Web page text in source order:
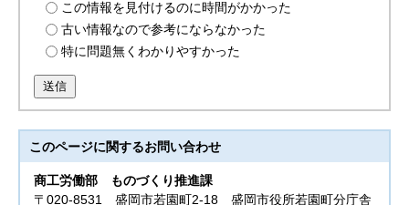
この情報を見付けるのに時間がかかった
古い情報なので参考にならなかった
特に問題無くわかりやすかった
送信
このページに関するお問い合わせ
商工労働部
ものづくり推進課
〒020-8531 盛岡市若園町2-18 盛岡市役所若園町分庁舎